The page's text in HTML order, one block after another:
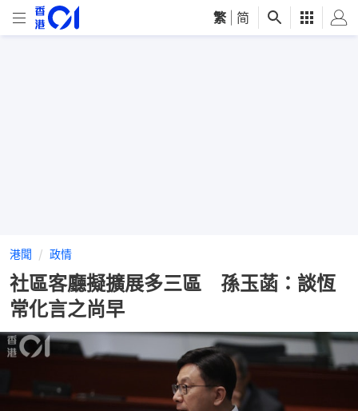
繁 简
港聞 政情
社區客廳擬擴展多三區 孫玉菡：談恆
常化言之尚早